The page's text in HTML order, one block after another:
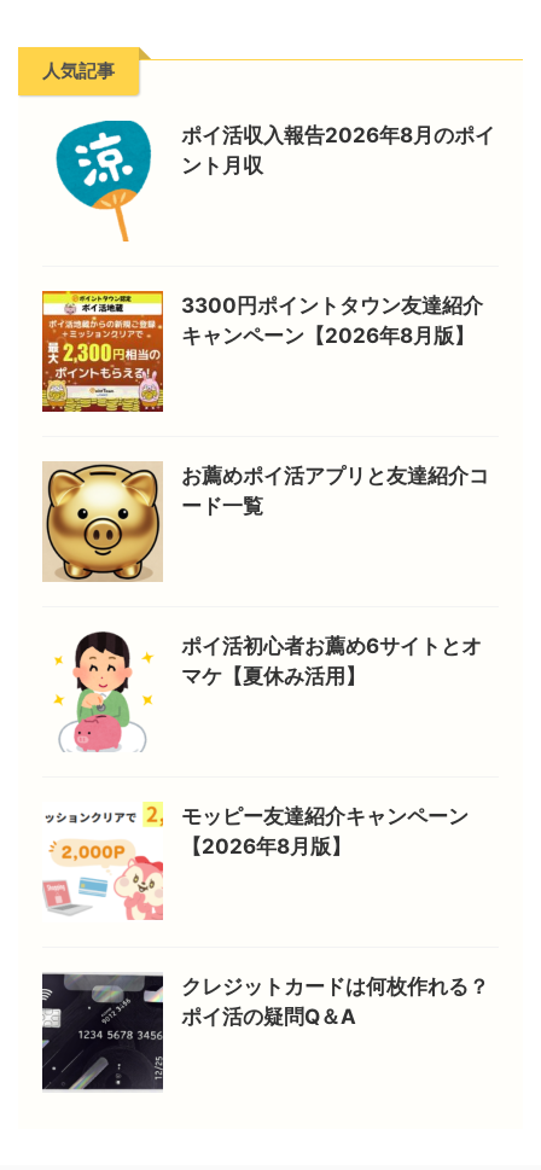
人気記事
ポイ活収入報告2026年8月のポイ
ント月収
3300円ポイントタウン友達紹介
キャンペーン【2026年8月版】
お薦めポイ活アプリと友達紹介コ
ード一覧
ポイ活初心者お薦め6サイトとオ
マケ【夏休み活用】
モッピー友達紹介キャンペーン
【2026年8月版】
クレジットカードは何枚作れる？
ポイ活の疑問Q＆A